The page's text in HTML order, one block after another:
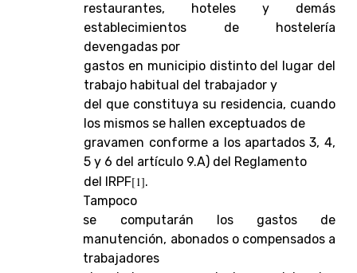
restaurantes, hoteles y demás
establecimientos de hostelería
devengadas por
gastos en municipio distinto del lugar del
trabajo habitual del trabajador y
del que constituya su residencia, cuando
los mismos se hallen exceptuados de
gravamen conforme a los apartados 3, 4,
5 y 6 del artículo 9.A) del Reglamento
del IRPF[1].
Tampoco
se computarán los gastos de
manutención, abonados o compensados a
trabajadores